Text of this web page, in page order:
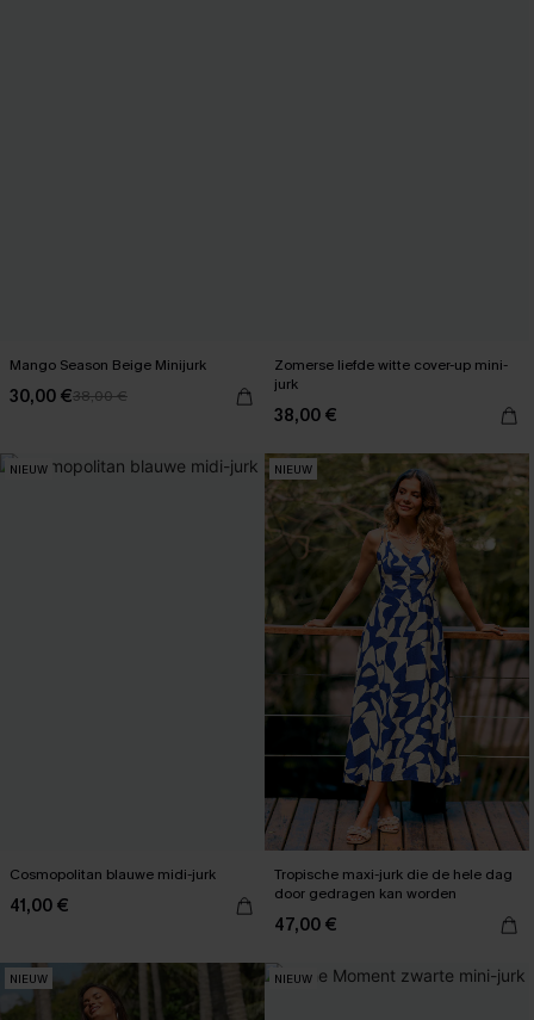
Mango Season Beige Minijurk
30,00 €38,00 €
Zomerse liefde witte cover-up mini-
jurk
38,00 €
NIEUW
Cosmopolitan blauwe midi-jurk
41,00 €
NIEUW
Tropische maxi-jurk die de hele dag
door gedragen kan worden
47,00 €
NIEUW NIEUW